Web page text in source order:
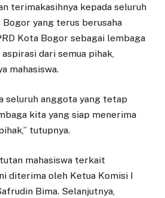
terimakasihnya kepada seluruh
yang terus berusaha
Kota Bogor sebagai lembaga
dari semua pihak,
mahasiswa.
seluruh anggota yang tetap
kita yang siap menerima
tutupnya.
mahasiswa terkait
diterima oleh Ketua Komisi I
Bima. Selanjutnya,